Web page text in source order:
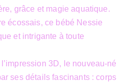
grâce et magie aquatique.
écossais, ce bébé Nessie
et intrigante à toute
3D, le nouveau-né
ses détails fascinants : corps